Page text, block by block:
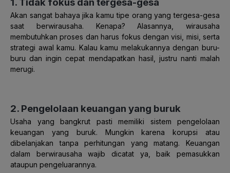
Akan sangat bahaya jika kamu tipe orang yang tergesa-gesa
saat berwirausaha. Kenapa? Alasannya, wirausaha
membutuhkan proses dan harus fokus dengan visi, misi, serta
strategi awal kamu. Kalau kamu melakukannya dengan buru-
buru dan ingin cepat mendapatkan hasil, justru nanti malah
merugi.
2. Pengelolaan keuangan yang buruk
Usaha yang bangkrut pasti memiliki sistem pengelolaan
keuangan yang buruk. Mungkin karena korupsi atau
dibelanjakan tanpa perhitungan yang matang. Keuangan
dalam berwirausaha wajib dicatat ya, baik pemasukkan
ataupun pengeluarannya.